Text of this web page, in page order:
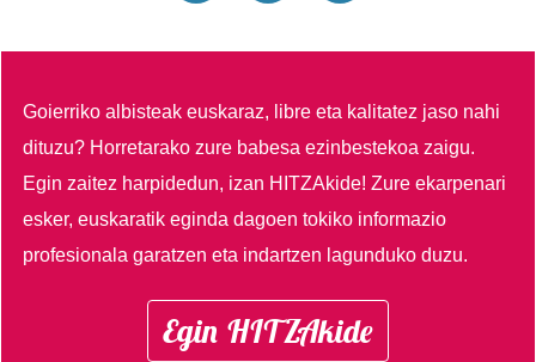
Goierriko albisteak euskaraz, libre eta kalitatez jaso nahi
dituzu? Horretarako zure babesa ezinbestekoa zaigu.
Egin zaitez harpidedun, izan HITZAkide!Zure ekarpenari
esker, euskaratik eginda dagoen tokiko informazio
profesionala garatzen eta indartzen lagunduko duzu.
Egin HITZAkide